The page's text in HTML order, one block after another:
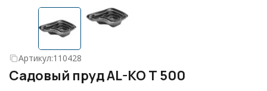
Артикул:110428
Садовый пруд AL-KO Т 500